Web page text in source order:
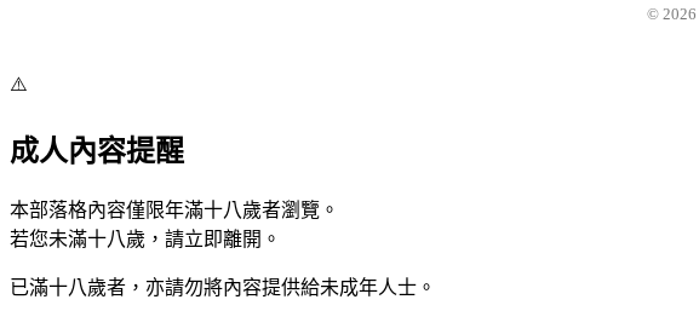
© 2026
⚠️
成人內容提醒
本部落格內容僅限年滿十八歲者瀏覽。
若您未滿十八歲，請立即離開。
已滿十八歲者，亦請勿將內容提供給未成年人士。